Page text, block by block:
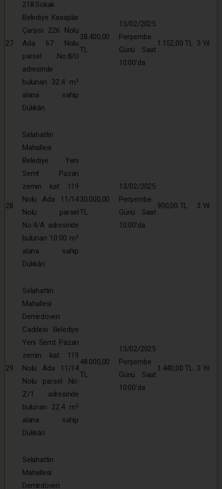
27
218.Sokak
Belediye Kasaplar
Çarşısı 226 Nolu
Ada 67 Nolu
parsel No:8/U
adresinde
bulunan 32.4 m²
alana sahip
Dükkân
38.400,00
TL
13/02/2025
Perşembe
Günü Saat
10:00’da
1.152,00 TL 3 Yıl
28
Selahattin
Mahallesi
Belediye Yeni
Semt Pazarı
zemin kat 119
Nolu Ada 11/14
Nolu parsel
No:4/A adresinde
bulunan 10.00 m²
alana sahip
Dükkân
30.000,00
TL
13/02/2025
Perşembe
Günü Saat
10:00’da
900,00 TL 3 Yıl
29
Selahattin
Mahallesi
Demirdöven
Caddesi Belediye
Yeni Semt Pazarı
zemin kat 119
Nolu Ada 11/14
Nolu parsel No:
Z/1 adresinde
bulunan 22.4 m²
alana sahip
Dükkân
48.000,00
TL
13/02/2025
Perşembe
Günü Saat
10:00’da
1.440,00 TL 3 Yıl
Selahattin
Mahallesi
Demirdöven